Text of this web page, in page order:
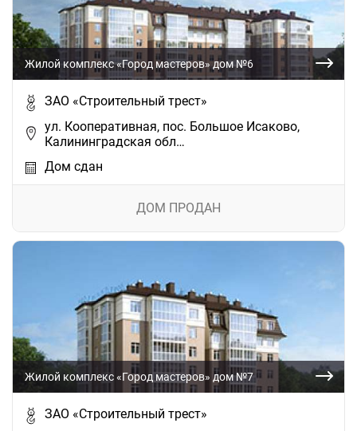
Жилой комплекс «Город мастеров» дом №6
ЗАО «Строительный трест»
ул. Кооперативная, пос. Большое Исаково,
Калининградская обл…
Дом сдан
ДОМ ПРОДАН
Жилой комплекс «Город мастеров» дом №7
ЗАО «Строительный трест»